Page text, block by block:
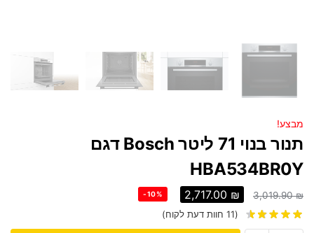
מבצע!
תנור בנוי 71 ליטר Bosch דגם
HBA534BR0Y
3,019.90₪
2,717.00 ₪
-10%
(
11 חוות דעת לקוח)